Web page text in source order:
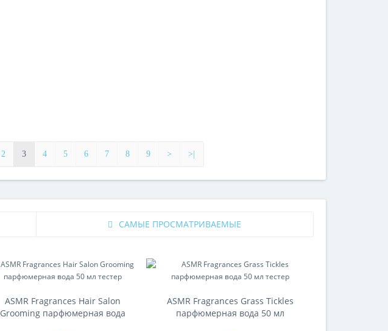
2 3 4 5 6 7 8 9 > >|
САМЫЕ ПРОСМАТРИВАЕМЫЕ
ASMR Fragrances Hair Salon
Grooming парфюмерная вода
ASMR Fragrances Grass Tickles
парфюмерная вода 50 мл